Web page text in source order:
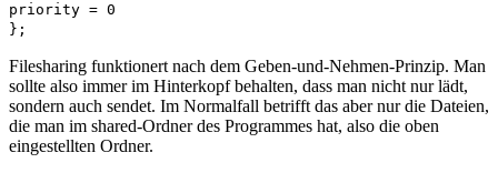
priority = 0
};
Filesharing funktionert nach dem Geben-und-Nehmen-Prinzip. Man
sollte also immer im Hinterkopf behalten, dass man nicht nur lädt,
sondern auch sendet. Im Normalfall betrifft das aber nur die Dateien,
die man im shared-Ordner des Programmes hat, also die oben
eingestellten Ordner.